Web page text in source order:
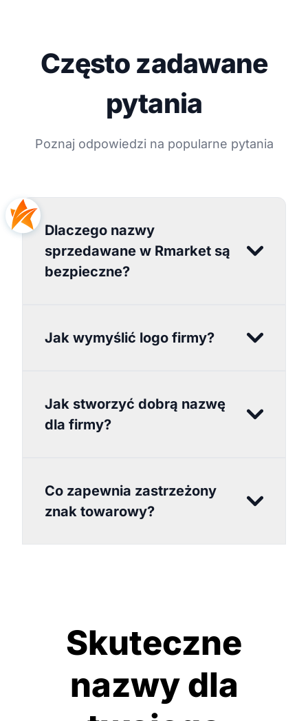
Często zadawane
pytania
Poznaj odpowiedzi na popularne pytania
Dlaczego nazwy
sprzedawane w Rmarket są
bezpieczne?
Jak wymyślić logo firmy?
Jak stworzyć dobrą nazwę
dla firmy?
Co zapewnia zastrzeżony
znak towarowy?
Skuteczne
nazwy dla